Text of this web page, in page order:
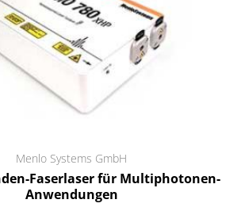
Menlo Systems GmbH
Faserlaser für Multiphotonen-
Anwendungen